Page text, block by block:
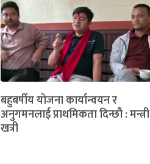
बहुबर्षीय योजना कार्यान्वयन र
अनुगमनलाई प्राथमिकता दिन्छौ : मन्त्री
खत्री